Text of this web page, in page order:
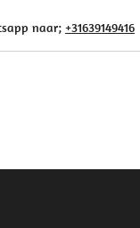
naar; +31639149416